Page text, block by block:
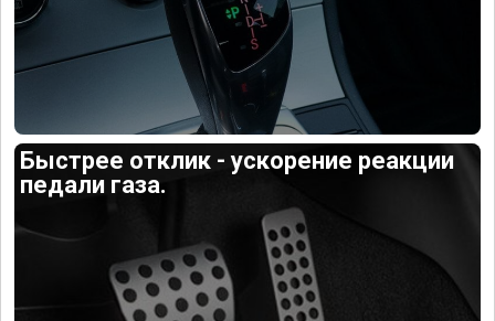
Быстрее отклик - ускорение реакции
педали газа.